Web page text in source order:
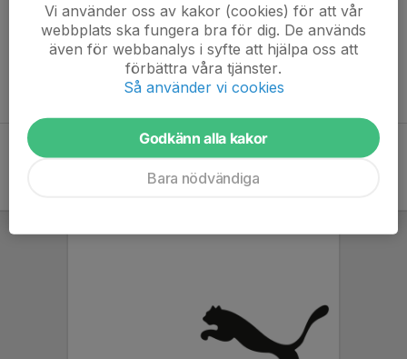
Caféverksamheten är inte bara en viktig inkomstkälla för
föreningen, utan framför allt ett sätt att skapa ett levande
klubbhus där våra barn och ungdomar kan mötas före, under
Vi använder oss av kakor (cookies) för att vår
webbplats ska fungera bra för dig. De används
även för webbanalys i syfte att hjälpa oss att
förbättra våra tjänster.
Så använder vi cookies
Godkänn alla kakor
Bara nödvändiga